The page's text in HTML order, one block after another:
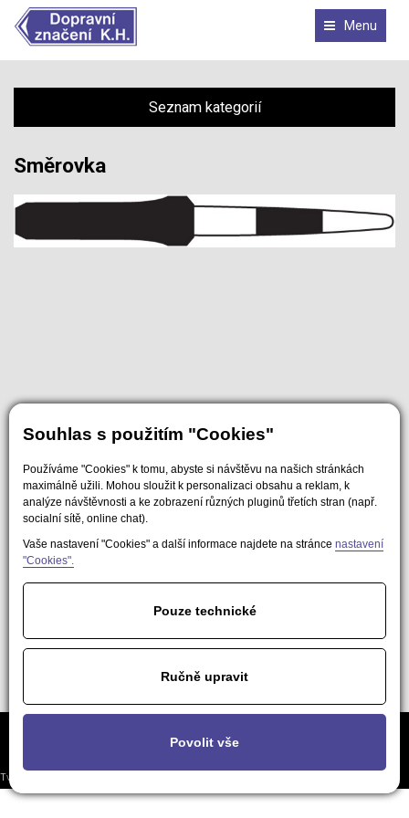
Souhlas s použitím "Cookies"
Používáme "Cookies" k tomu, abyste si návštěvu na našich stránkách
maximálně užili. Mohou sloužit k personalizaci obsahu a reklam, k
analýze návštěvnosti a ke zobrazení různých pluginů třetích stran (např.
socialní sítě, online chat).
Vaše nastavení "Cookies" a další informace najdete na stránce nastavení
"Cookies".
Pouze technické
Ručně upravit
Povolit vše
Menu
Seznam kategorií
Směrovka
LLM nástroje
Tvorba responzivních webů a eshopů